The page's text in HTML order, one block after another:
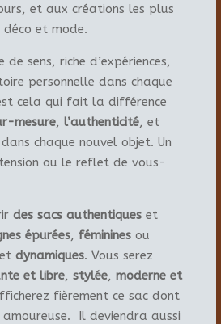
et aux créations les plus
et mode.
sens, riche d’expériences,
personnelle dans chaque
cela qui fait la différence
mesure, l’authenticité, et
chaque nouvel objet. Un
ou le reflet de vous-
des sacs authentiques et
épurées, féminines ou
et dynamiques. Vous serez
et libre, stylée, moderne et
fièrement ce sac dont
amoureuse. Il deviendra aussi